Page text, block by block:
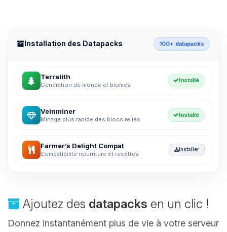
Installation des Datapacks 100+ datapacks
Terralith
Génération de monde et biomes
Installé
Veinminer
Minage plus rapide des blocs reliés
Installé
Farmer’s Delight Compat
Compatibilité nourriture et recettes
Installer
Ajoutez des datapacks en un clic !
Donnez instantanément plus de vie à votre serveur